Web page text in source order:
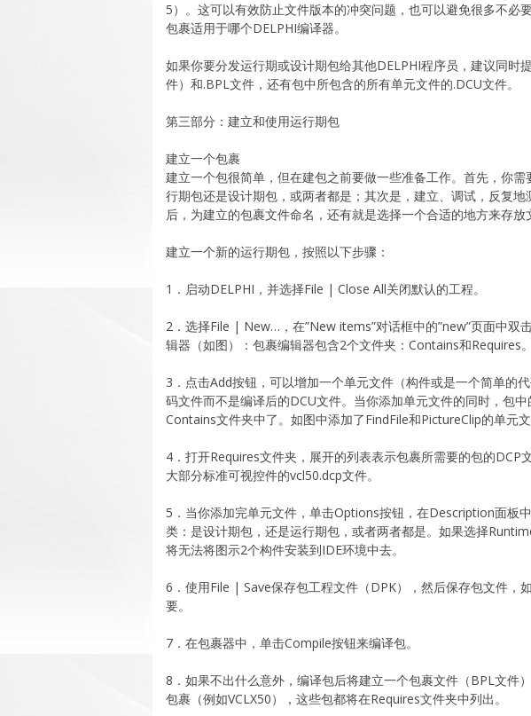
5）。这可以有效防止文件版本的冲突问题，也可以避免很多不必
包裹适用于哪个DELPHI编译器。
如果你要分发运行期或设计期包给其他DELPHI程序员，建议同时
件）和.BPL文件，还有包中所包含的所有单元文件的.DCU文件。
第三部分：建立和使用运行期包
建立一个包裹
建立一个包很简单，但在建包之前要做一些准备工作。首先，你
行期包还是设计期包，或两者都是；其次是，建立、调试，反复
后，为建立的包裹文件命名，还有就是选择一个合适的地方来存放
建立一个新的运行期包，按照以下步骤：
1．启动DELPHI，并选择File | Close All关闭默认的工程。
2．选择File | New…，在”New items”对话框中的”new”页面中双
辑器（如图）：包裹编辑器包含2个文件夹：Contains和Requires。
3．点击Add按钮，可以增加一个单元文件（构件或是一个简单的
码文件而不是编译后的DCU文件。当你添加单元文件的同时，包
Contains文件夹中了。如图中添加了FindFile和PictureClip的单元文
4．打开Requires文件夹，展开的列表表示包裹所需要的包的DCP
大部分标准可视控件的vcl50.dcp文件。
5．当你添加完单元文件，单击Options按钮，在Description面板
类：是设计期包，还是运行期包，或者两者都是。如果选择
将无法将图示2个构件安装到IDE环境中去。
6．使用File | Save保存包工程文件（DPK），然后保存包文件，
要。
7．在包裹器中，单击Compile按钮来编译包。
8．如果不出什么意外，编译包后将建立一个包裹文件（BPL文件
包裹（例如VCLX50），这些包都将在Requires文件夹中列出。